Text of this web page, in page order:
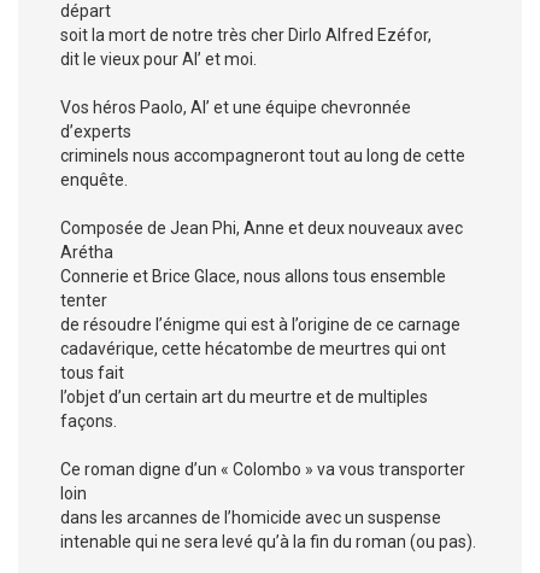
départ
soit la mort de notre très cher Dirlo Alfred Ezéfor,
dit le vieux pour Al’ et moi.
Vos héros Paolo, Al’ et une équipe chevronnée
d’experts
criminels nous accompagneront tout au long de cette
enquête.
Composée de Jean Phi, Anne et deux nouveaux avec
Arétha
Connerie et Brice Glace, nous allons tous ensemble
tenter
de résoudre l’énigme qui est à l’origine de ce carnage
cadavérique, cette hécatombe de meurtres qui ont
tous fait
l’objet d’un certain art du meurtre et de multiples
façons.
Ce roman digne d’un « Colombo » va vous transporter
loin
dans les arcannes de l’homicide avec un suspense
intenable qui ne sera levé qu’à la fin du roman (ou pas).